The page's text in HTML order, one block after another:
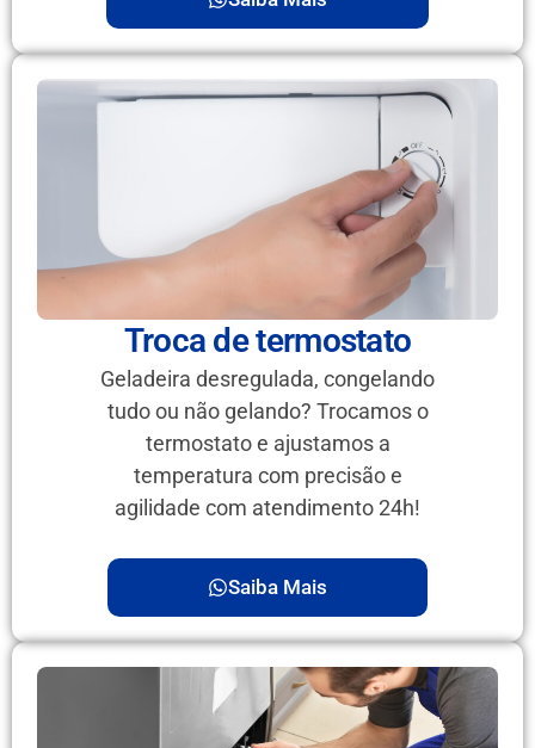
Troca de termostato
Geladeira desregulada, congelando
tudo ou não gelando? Trocamos o
termostato e ajustamos a
temperatura com precisão e
agilidade com atendimento 24h!
Saiba Mais